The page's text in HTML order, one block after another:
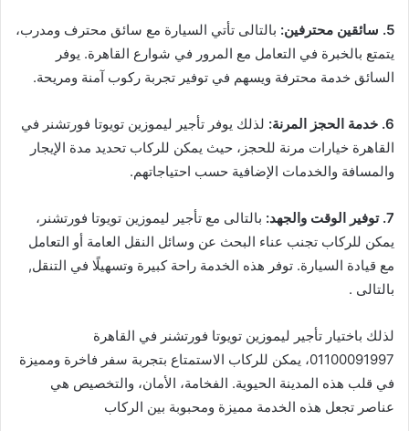
5. سائقين محترفين:
بالتالى تأتي السيارة مع سائق محترف ومدرب،
يتمتع بالخبرة في التعامل مع المرور في شوارع القاهرة. يوفر
السائق خدمة محترفة ويسهم في توفير تجربة ركوب آمنة ومريحة.
6. خدمة الحجز المرنة:
لذلك يوفر تأجير ليموزين تويوتا فورتشنر في
القاهرة خيارات مرنة للحجز، حيث يمكن للركاب تحديد مدة الإيجار
والمسافة والخدمات الإضافية حسب احتياجاتهم.
7. توفير الوقت والجهد:
بالتالى مع تأجير ليموزين تويوتا فورتشنر،
يمكن للركاب تجنب عناء البحث عن وسائل النقل العامة أو التعامل
مع قيادة السيارة. توفر هذه الخدمة راحة كبيرة وتسهيلًا في التنقل,
بالتالى .
لذلك باختيار تأجير ليموزين تويوتا فورتشنر في القاهرة
01100091997، يمكن للركاب الاستمتاع بتجربة سفر فاخرة ومميزة
في قلب هذه المدينة الحيوية. الفخامة، الأمان، والتخصيص هي
عناصر تجعل هذه الخدمة مميزة ومحبوبة بين الركاب